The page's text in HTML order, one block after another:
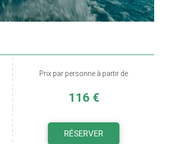
Prix par personne à partir de
116 €
RÉSERVER